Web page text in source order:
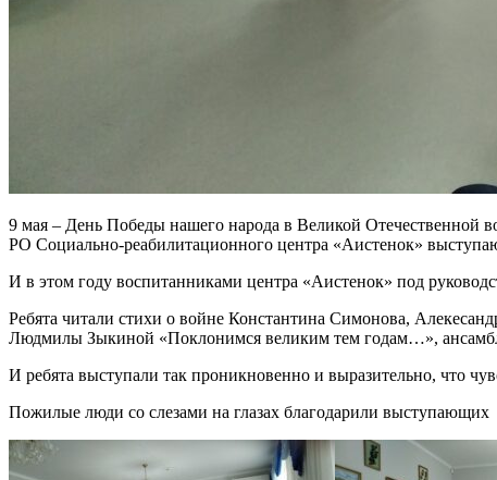
9 мая – День Победы нашего народа в Великой Отечественной
РО Социально-реабилитационного центра «Аистенок»
И в этом году воспитанниками центра «Аистенок» под
Ребята читали стихи о войне Константина Симонова,
Людмилы Зыкиной «Поклонимся великим тем годам…»,
И ребята выступали так проникновенно и выразительно, что
Пожилые люди со слезами на глазах благодарили